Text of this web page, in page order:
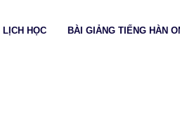
LỊCH HỌC BÀI GIẢNG TIẾNG HÀN